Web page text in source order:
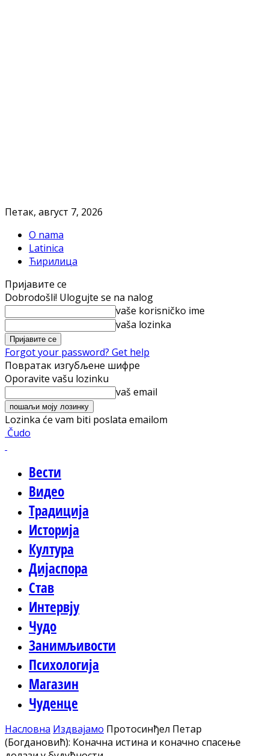
Петак, август 7, 2026
O nama
Latinica
Ћирилица
Пријавите се
Dobrodošli! Ulogujte se na nalog
vaše korisničko ime
vaša lozinka
Forgot your password? Get help
Повратак изгубљене шифре
Oporavite vašu lozinku
vaš email
Lozinka će vam biti poslata emailom
Čudo
Вести
Видео
Традиција
Историја
Култура
Дијаспора
Став
Интервју
Чудо
Занимљивости
Психологија
Магазин
Чуденце
Насловна Издвајамо Протосинђел Петар
(Богдановић): Коначна истина и коначно спасење